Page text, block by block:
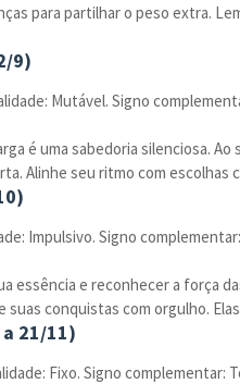
para partilhar o peso extra.
9)
Mutável. Signo
é uma sabedoria silenciosa.
Alinhe seu ritmo com escolhas
Impulsivo. Signo
essência e reconhecer a força
conquistas com orgulho.
21/11)
Fixo. Signo complementar: